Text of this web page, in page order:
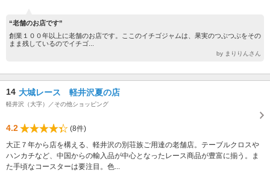
“老舗のお店です”
創業１００年以上に老舗のお店です。ここのイチゴジャムは、果実のつぶつぶをその
まま残しているのでイチゴ...
by まりりんさん
14 大城レース 軽井沢夏の店
軽井沢（大字）／その他ショッピング
4.2
(8件)
大正７年から店を構える、軽井沢の別荘族ご用達の老舗店。テーブルクロスや
ハンカチなど、中国からの輸入品が中心となったレース商品が豊富に揃う。ま
た手頃なコースターは要注目。色...